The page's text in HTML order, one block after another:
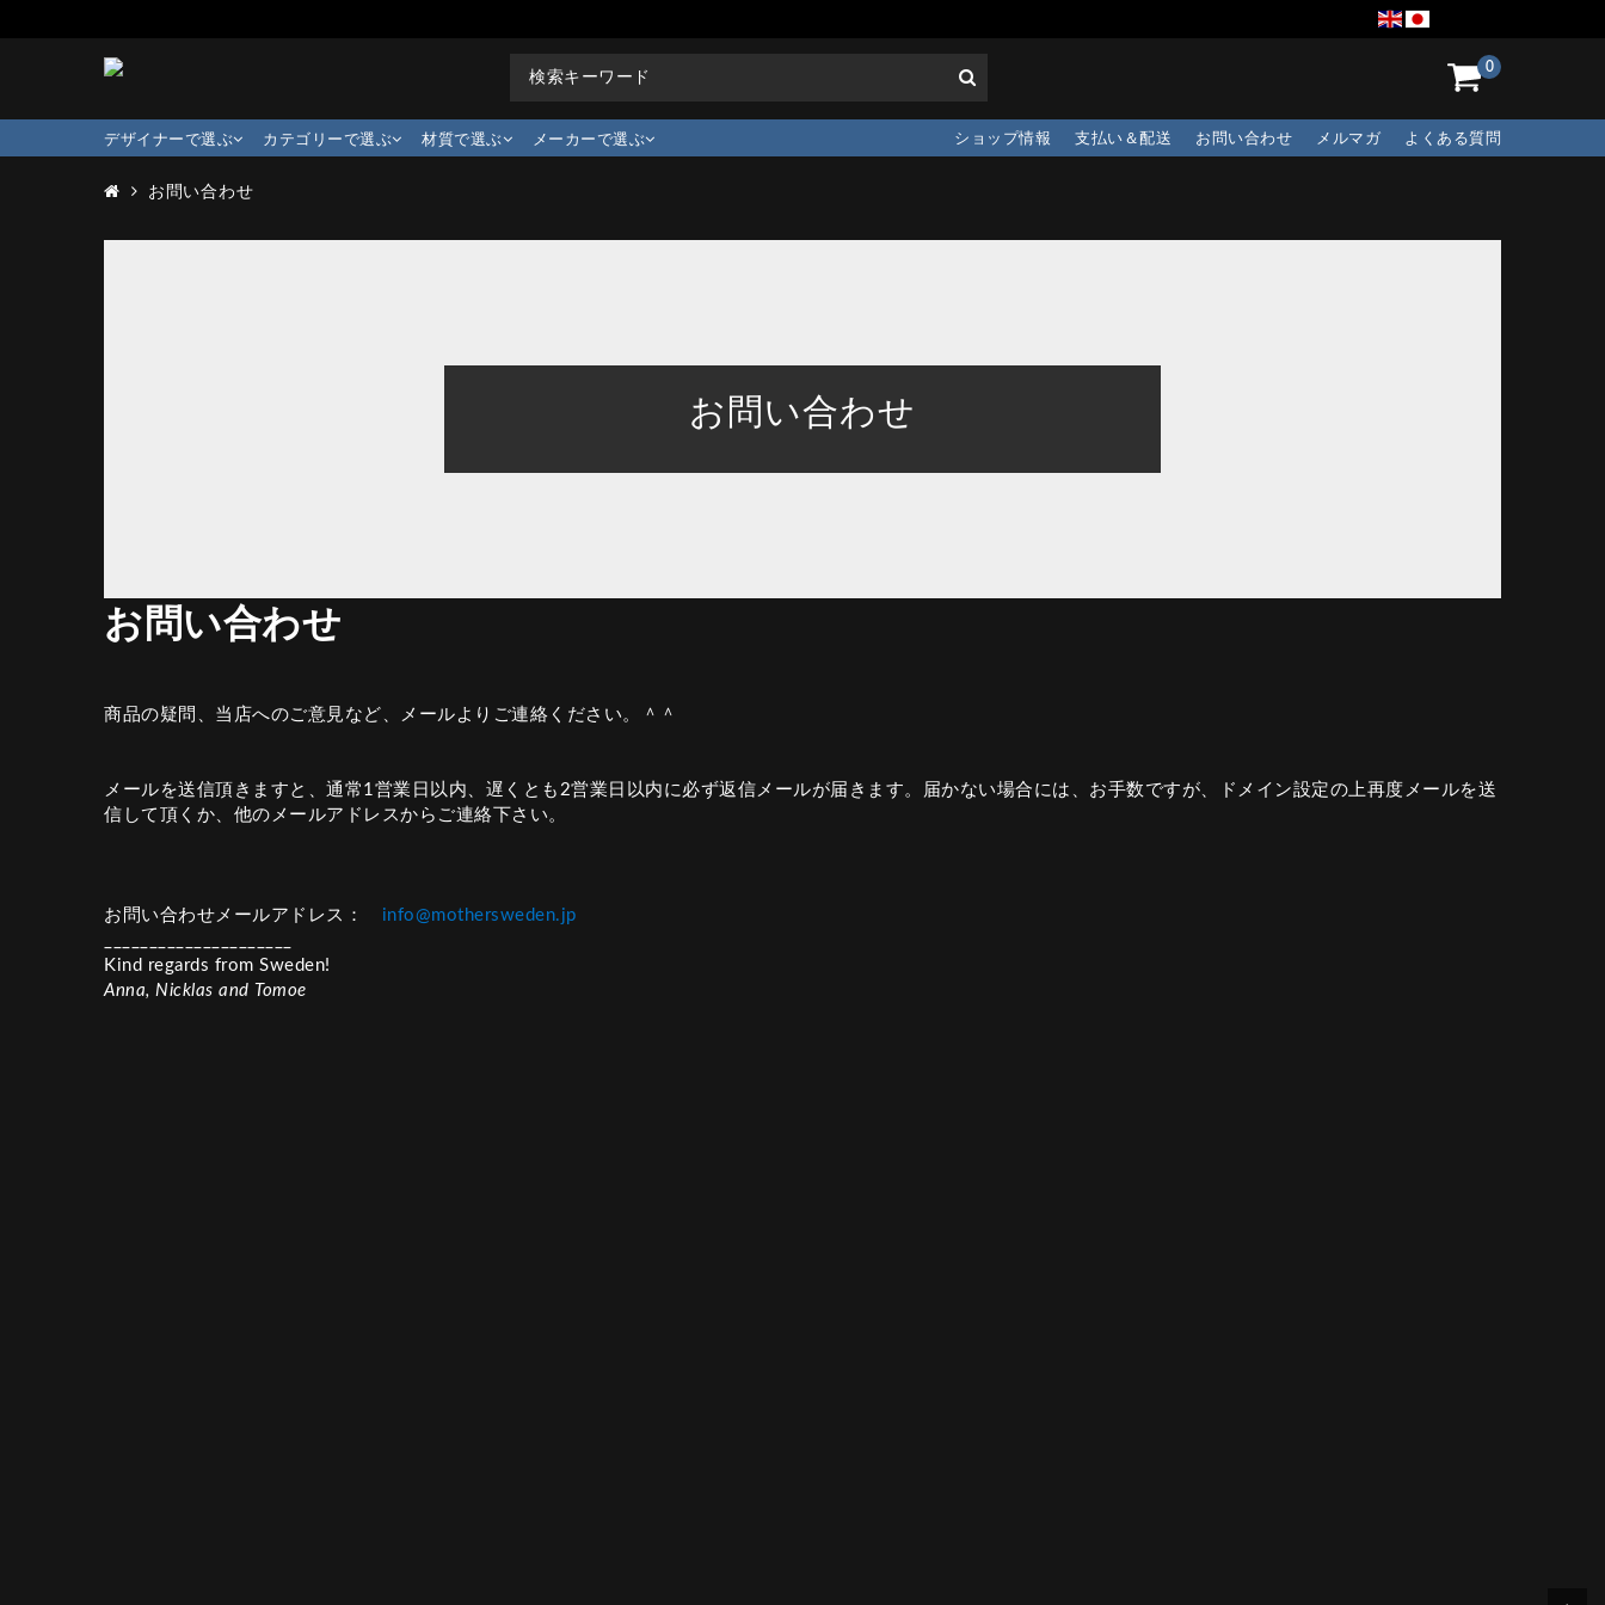
0
デザイナーで選ぶ カテゴリーで選ぶ 材質で選ぶ メーカーで選ぶ よくある質問
メルマガ
お問い合わせ
支払い＆配送
ショップ情報
お問い合わせ
お問い合わせ
お問い合わせ
商品の疑問、当店へのご意見など、メールよりご連絡ください。＾＾
メールを送信頂きますと、通常1営業日以内、遅くとも2営業日以内に必ず返信メールが届きます。届かない場合には、お手数ですが、ドメイン設定の上再度メールを送
信して頂くか、他のメールアドレスからご連絡下さい。
お問い合わせメールアドレス： info@mothersweden.jp
Kind regards from Sweden!
Anna, Nicklas and Tomoe